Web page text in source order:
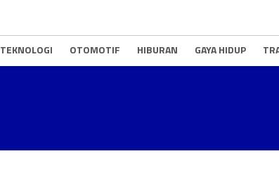
TEKNOLOGI OTOMOTIF HIBURAN GAYA HIDUP